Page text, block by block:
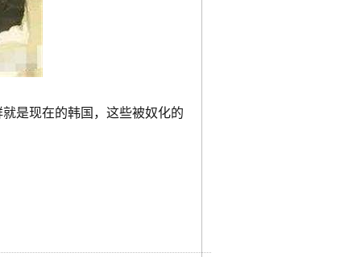
是现在的韩国，这些被奴化的